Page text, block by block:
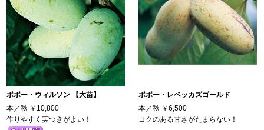
ポポー・ウィルソン 【大苗】
本／秋 ￥10,800
作りやすく実つきがよい！
ポポー・レベッカズゴールド
本／秋 ￥6,500
コクのある甘さがたまらない！